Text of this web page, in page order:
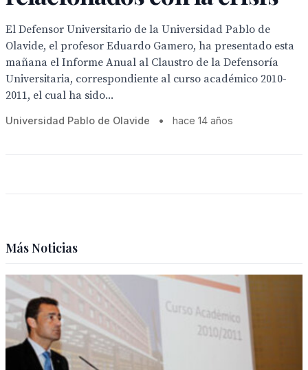
El Defensor Universitario de la Universidad Pablo de
Olavide, el profesor Eduardo Gamero, ha presentado esta
mañana el Informe Anual al Claustro de la Defensoría
Universitaria, correspondiente al curso académico 2010-
2011, el cual ha sido...
Universidad Pablo de Olavide • hace 14 años
Más Noticias